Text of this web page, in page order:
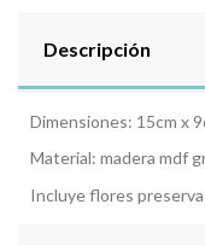
Descripción
Dimensiones: 15cm x
Material: madera mdf
Incluye flores